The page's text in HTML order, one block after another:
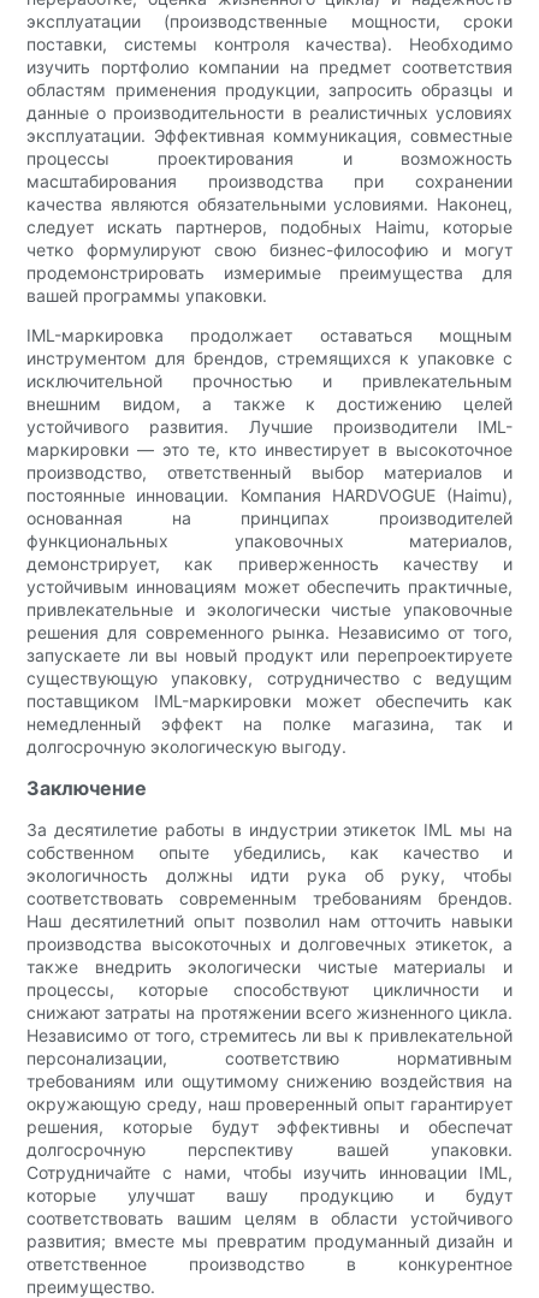
эксплуатации (производственные мощности, сроки
поставки, системы контроля качества). Необходимо
изучить портфолио компании на предмет соответствия
областям применения продукции, запросить образцы и
данные о производительности в реалистичных условиях
эксплуатации. Эффективная коммуникация, совместные
процессы проектирования и возможность
масштабирования производства при сохранении
качества являются обязательными условиями. Наконец,
следует искать партнеров, подобных Haimu, которые
четко формулируют свою бизнес-философию и могут
продемонстрировать измеримые преимущества для
вашей программы упаковки.
IML-маркировка продолжает оставаться мощным
инструментом для брендов, стремящихся к упаковке с
исключительной прочностью и привлекательным
внешним видом, а также к достижению целей
устойчивого развития. Лучшие производители IML-
маркировки — это те, кто инвестирует в высокоточное
производство, ответственный выбор материалов и
постоянные инновации. Компания HARDVOGUE (Haimu),
основанная на принципах производителей
функциональных упаковочных материалов,
демонстрирует, как приверженность качеству и
устойчивым инновациям может обеспечить практичные,
привлекательные и экологически чистые упаковочные
решения для современного рынка. Независимо от того,
запускаете ли вы новый продукт или перепроектируете
существующую упаковку, сотрудничество с ведущим
поставщиком IML-маркировки может обеспечить как
немедленный эффект на полке магазина, так и
долгосрочную экологическую выгоду.
Заключение
За десятилетие работы в индустрии этикеток IML мы на
собственном опыте убедились, как качество и
экологичность должны идти рука об руку, чтобы
соответствовать современным требованиям брендов.
Наш десятилетний опыт позволил нам отточить навыки
производства высокоточных и долговечных этикеток, а
также внедрить экологически чистые материалы и
процессы, которые способствуют цикличности и
снижают затраты на протяжении всего жизненного цикла.
Независимо от того, стремитесь ли вы к привлекательной
персонализации, соответствию нормативным
требованиям или ощутимому снижению воздействия на
окружающую среду, наш проверенный опыт гарантирует
решения, которые будут эффективны и обеспечат
долгосрочную перспективу вашей упаковки.
Сотрудничайте с нами, чтобы изучить инновации IML,
которые улучшат вашу продукцию и будут
соответствовать вашим целям в области устойчивого
развития; вместе мы превратим продуманный дизайн и
ответственное производство в конкурентное
преимущество.